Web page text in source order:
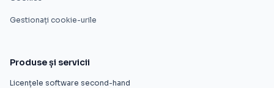
Gestionați cookie-urile
Produse și servicii
Licențele software second-hand